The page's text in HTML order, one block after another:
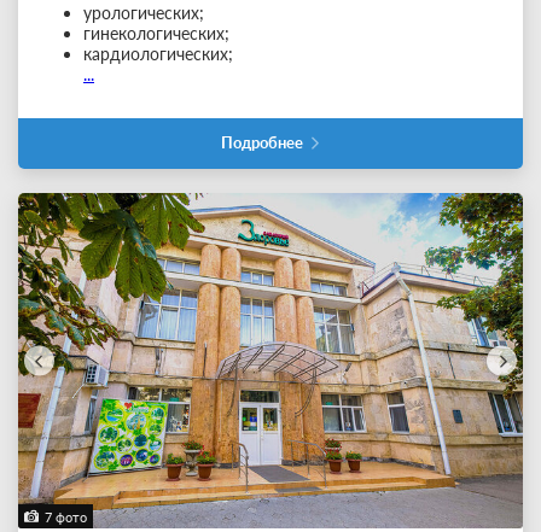
урологических;
гинекологических;
кардиологических;
...
Подробнее
7 фото